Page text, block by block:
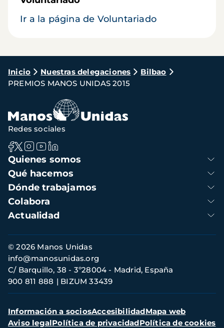
Ir a la página de Voluntariado
Ruta
de
navegación
Inicio Nuestras delegaciones
Bilbao
PREMIOS MANOS UNIDAS 2015
Navegación
principal
Quienes somos
Qué hacemos
Dónde trabajamos
Colabora
Actualidad
Redes sociales
Información
de
contacto
© 2026 Manos Unidas
C/ Barquillo, 38 - 3º28004 - Madrid, España
900 811 888
BIZUM 33439
info@manosunidas.org
Menú
secundario
Información a sociosAccesibilidadMapa web
Aviso legalPolítica de privacidadPolítica de cookies